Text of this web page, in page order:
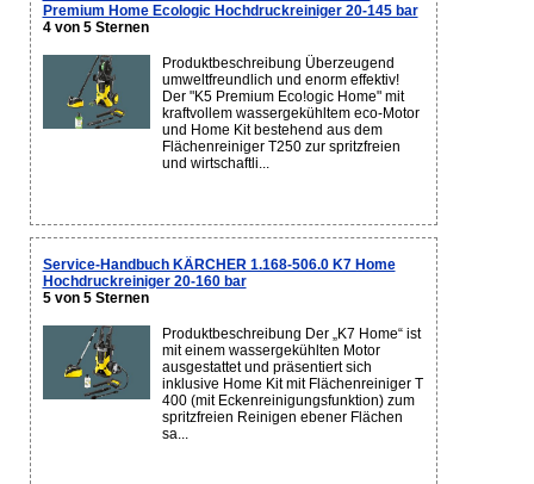
Premium Home Ecologic Hochdruckreiniger 20-145 bar
4 von 5 Sternen
Produktbeschreibung Überzeugend
umweltfreundlich und enorm effektiv!
Der "K5 Premium Eco!ogic Home" mit
kraftvollem wassergekühltem eco-Motor
und Home Kit bestehend aus dem
Flächenreiniger T250 zur spritzfreien
und wirtschaftli...
Service-Handbuch KÄRCHER 1.168-506.0 K7 Home
Hochdruckreiniger 20-160 bar
5 von 5 Sternen
Produktbeschreibung Der „K7 Home“ ist
mit einem wassergekühlten Motor
ausgestattet und präsentiert sich
inklusive Home Kit mit Flächenreiniger T
400 (mit Eckenreinigungsfunktion) zum
spritzfreien Reinigen ebener Flächen
sa...